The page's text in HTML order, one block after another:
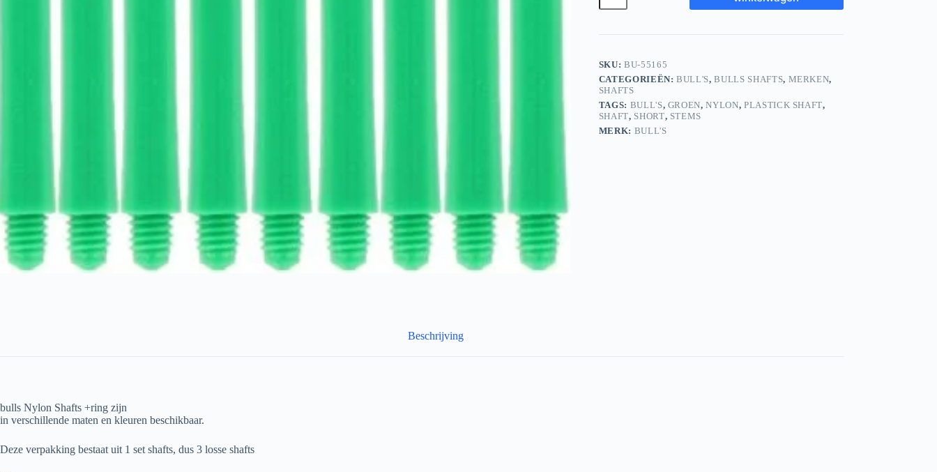
+ring
Green
SKU: BU-55165
CATEGORIEËN:BULL'S,BULLS SHAFTS, MERKEN,
SHAFTS
TAGS: BULL'S, GROEN,NYLON, PLASTICK SHAFT,
SHAFT, SHORT, STEMS
MERK: BULL'S
Beschrijving
bulls Nylon Shafts +ring zijn
in verschillende maten en kleuren beschikbaar.
Deze verpakking bestaat uit 1 set shafts, dus 3 losse shafts